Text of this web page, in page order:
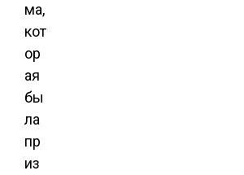
ма,
кот
ор
ая
бы
ла
пр
из